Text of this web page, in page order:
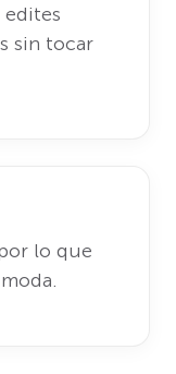
edites
sin tocar
lo que